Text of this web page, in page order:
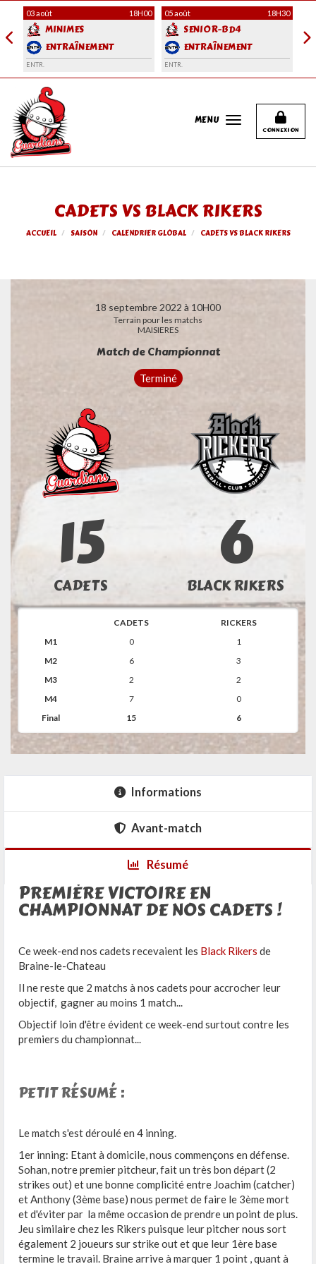
03 août 18H00
MINIMES
ENTRAÎNEMENT
ENTR.
05 août 18H30
SENIOR-BD4
ENTRAÎNEMENT
ENTR.
CONNEXION
MENU
CADETS VS BLACK RIKERS
ACCUEIL SAISON CALENDRIER GLOBAL CADETS VS BLACK RIKERS
18 septembre 2022 à 10H00
Terrain pour les matchs
MAISIERES
Match de Championnat
Terminé
15 6
CADETS BLACK RIKERS
CADETS
RICKERS
M1
0
1
M2
6
3
M3
2
2
M4
7
0
Final
15 6
Informations
Avant-match
Résumé
PREMIÈRE VICTOIRE EN
CHAMPIONNAT DE NOS CADETS !
Ce week-end nos cadets recevaient les Black Rikers de
Braine-le-Chateau
Il ne reste que 2 matchs à nos cadets pour accrocher leur
objectif, gagner au moins 1 match...
Objectif loin d'être évident ce week-end surtout contre les
premiers du championnat...
PETIT RÉSUMÉ :
Le match s'est déroulé en 4 inning.
1er inning: Etant à domicile, nous commençons en défense.
Sohan, notre premier pitcheur, fait un très bon départ (2
strikes out) et une bonne complicité entre Joachim (catcher)
et Anthony (3ème base) nous permet de faire le 3ème mort
et d'éviter par la même occasion de prendre un point de plus.
Jeu similaire chez les Rikers puisque leur pitcher nous sort
également 2 joueurs sur strike out et que leur 1ère base
termine le travail. Braine arrive à marquer 1 point , quant à
Panneau de gestion des cookies